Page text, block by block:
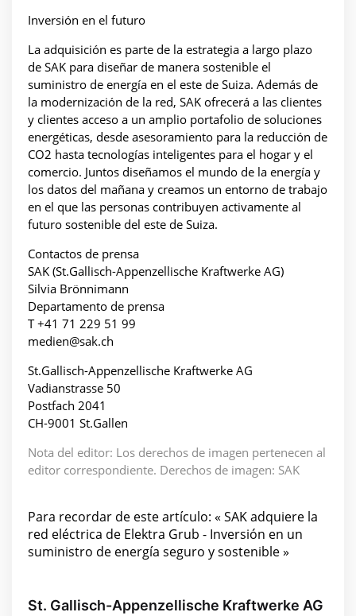
Inversión en el futuro
La adquisición es parte de la estrategia a largo plazo
de SAK para diseñar de manera sostenible el
suministro de energía en el este de Suiza. Además de
la modernización de la red, SAK ofrecerá a las clientes
y clientes acceso a un amplio portafolio de soluciones
energéticas, desde asesoramiento para la reducción de
CO2 hasta tecnologías inteligentes para el hogar y el
comercio. Juntos diseñamos el mundo de la energía y
los datos del mañana y creamos un entorno de trabajo
en el que las personas contribuyen activamente al
futuro sostenible del este de Suiza.
Contactos de prensa
SAK (St.Gallisch-Appenzellische Kraftwerke AG)
Silvia Brönnimann
Departamento de prensa
T +41 71 229 51 99
medien@sak.ch
St.Gallisch-Appenzellische Kraftwerke AG
Vadianstrasse 50
Postfach 2041
CH-9001 St.Gallen
Nota del editor: Los derechos de imagen pertenecen al
editor correspondiente. Derechos de imagen: SAK
Para recordar de este artículo: « SAK adquiere la
red eléctrica de Elektra Grub - Inversión en un
suministro de energía seguro y sostenible »
St. Gallisch-Appenzellische Kraftwerke AG